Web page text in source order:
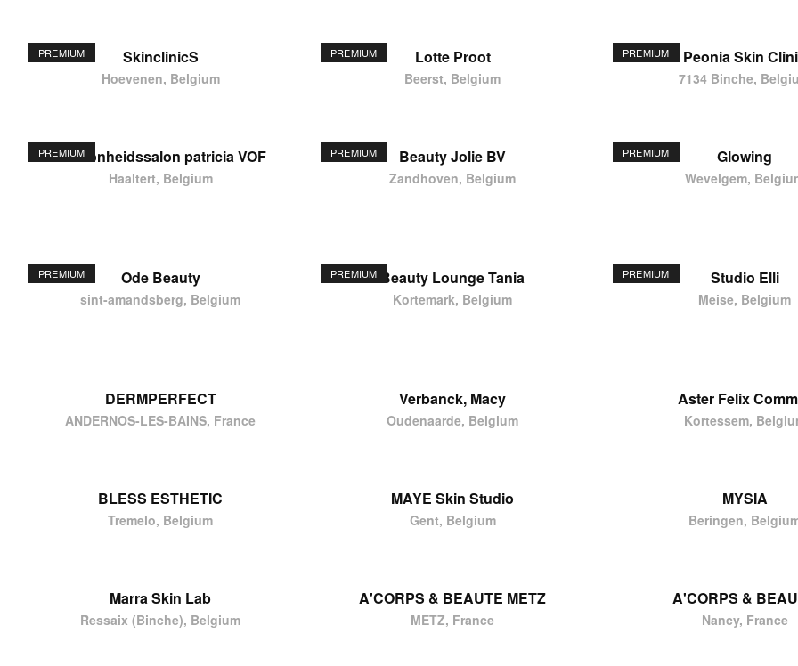
PREMIUM SkinclinicS
Hoevenen, Belgium
PREMIUM Lotte Proot
Beerst, Belgium
PREMIUM Peonia Skin
7134 Binche,
PREMIUM
schoonheidssalon patricia VOF
Haaltert, Belgium
PREMIUM Beauty Jolie BV
Zandhoven, Belgium
PREMIUM Glowing
Wevelgem,
PREMIUM Ode Beauty
sint-amandsberg, Belgium
PREMIUM Beauty Lounge Tania
Kortemark, Belgium
PREMIUM Studio Elli
Meise, Belgium
DERMPERFECT
ANDERNOS-LES-BAINS, France
Verbanck, Macy
Oudenaarde, Belgium
Aster Felix
Kortessem,
BLESS ESTHETIC
Tremelo, Belgium
MAYE Skin Studio
Gent, Belgium
MYSIA
Beringen,
Marra Skin Lab
Ressaix (Binche), Belgium
A'CORPS & BEAUTE METZ
METZ, France
A'CORPS &
Nancy, France